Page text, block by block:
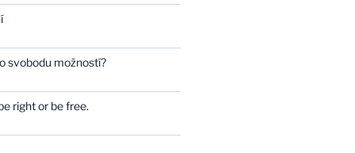
svobodu možností?
right or be free.